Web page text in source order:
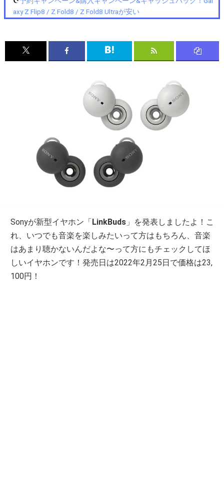
axy Z Flip8 / Z Fold8 / Z Fold8 Ultraが安い
Sonyが新型イヤホン「 LinkBuds 」を発表しましたよ！こ
れ、いつでも音楽を楽しみたいって方はもちろん、音楽
はあまり聴かないんだよな〜って方にもチェックしてほ
しいイヤホンです！発売日は2022年2月25日で価格は23,
100円！